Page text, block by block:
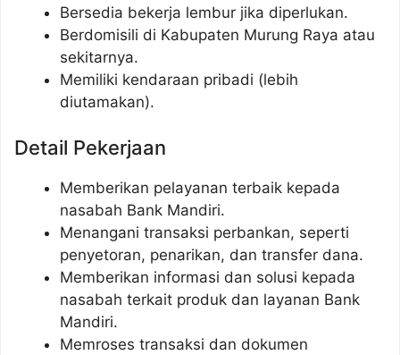
Bersedia bekerja lembur jika diperlukan.
Berdomisili di Kabupaten Murung Raya atau
sekitarnya.
Memiliki kendaraan pribadi (lebih
diutamakan).
Detail Pekerjaan
Memberikan pelayanan terbaik kepada
nasabah Bank Mandiri.
Menangani transaksi perbankan, seperti
penyetoran, penarikan, dan transfer dana.
Memberikan informasi dan solusi kepada
nasabah terkait produk dan layanan Bank
Mandiri.
Memroses transaksi dan dokumen